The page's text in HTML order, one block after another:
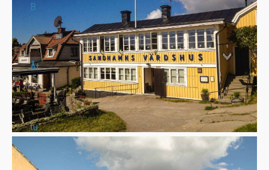
B
Åt
tu